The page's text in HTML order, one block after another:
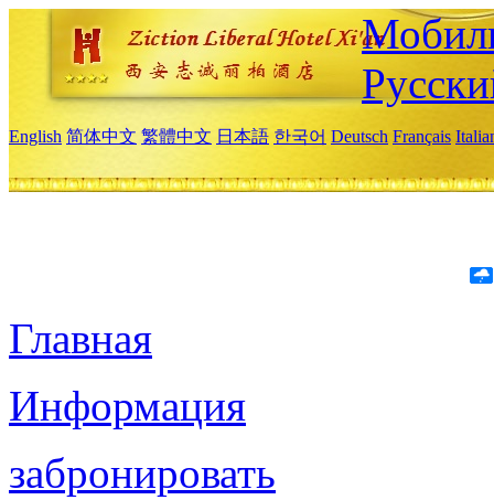
English 简体中文 繁體中文 日本語 한국어 Deutsch Français
Главная
Информация
забронировать